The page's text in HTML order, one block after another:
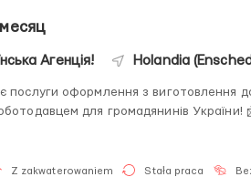
Агенція! Holandia
послуги оформлення з виготовлення
для громадянинів України! 📩 Отримайте консультацію
Z zakwaterowaniem Stała praca